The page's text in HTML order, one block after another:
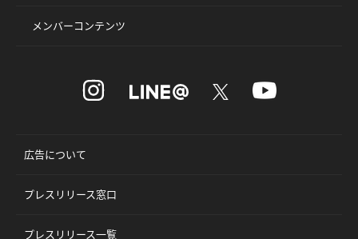
メンバーコンテンツ
広告について
プレスリリース窓口
プレスリリース一覧